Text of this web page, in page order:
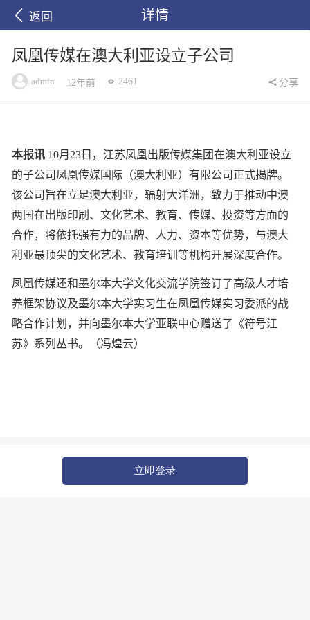
返回 详情
凤凰传媒在澳大利亚设立子公司
admin 12年前 2461 分享
本报讯 10月23日，江苏凤凰出版传媒集团在澳大利亚设立
的子公司凤凰传媒国际（澳大利亚）有限公司正式揭牌。
该公司旨在立足澳大利亚，辐射大洋洲，致力于推动中澳
两国在出版印刷、文化艺术、教育、传媒、投资等方面的
合作，将依托强有力的品牌、人力、资本等优势，与澳大
利亚最顶尖的文化艺术、教育培训等机构开展深度合作。
凤凰传媒还和墨尔本大学文化交流学院签订了高级人才培
养框架协议及墨尔本大学实习生在凤凰传媒实习委派的战
略合作计划，并向墨尔本大学亚联中心赠送了《符号江
苏》系列丛书。（冯煌云）
立即登录